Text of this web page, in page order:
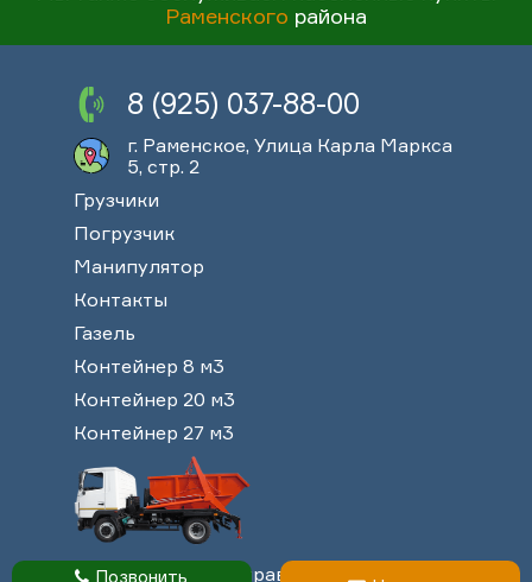
Раменского района
Позвонить
© 2013-2026. Все права защищены
Газель
Контейнер 8 м3
Контейнер 20 м3
Контейнер 27 м3
Грузчики
Погрузчик
Манипулятор
Контакты
8 (925) 037-88-00
г. Раменское, Улица Карла Маркса
5, стр. 2